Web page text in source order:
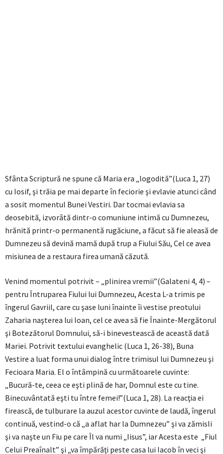
Sfânta Scriptură ne spune că Maria era „logodită”(Luca 1, 27)
cu Iosif, şi trăia pe mai departe în feciorie şi evlavie atunci când
a sosit momentul Bunei Vestiri. Dar tocmai evlavia sa
deosebită, izvorâtă dintr-o comuniune intimă cu Dumnezeu,
hrănită printr-o permanentă rugăciune, a făcut să fie aleasă de
Dumnezeu să devină mamă după trup a Fiului Său, Cel ce avea
misiunea de a restaura firea umană căzută.
Venind momentul potrivit – „plinirea vremii”(Galateni 4, 4) –
pentru Întruparea Fiului lui Dumnezeu, Acesta L-a trimis pe
îngerul Gavriil, care cu şase luni înainte îi vestise preotului
Zaharia naşterea lui Ioan, cel ce avea să fie Înainte-Mergătorul
şi Botezătorul Domnului, să-i binevestească de această dată
Mariei. Potrivit textului evanghelic (Luca 1, 26-38), Buna
Vestire a luat forma unui dialog între trimisul lui Dumnezeu şi
Fecioara Maria. El o întâmpină cu următoarele cuvinte:
„Bucură-te, ceea ce eşti plină de har, Domnul este cu tine.
Binecuvântată eşti tu între femei!”(Luca 1, 28). La reacţia ei
firească, de tulburare la auzul acestor cuvinte de laudă, îngerul
continuă, vestind-o că „a aflat har la Dumnezeu” şi va zămisli
şi va naşte un Fiu pe care Îl va numi „Iisus”, iar Acesta este „Fiul
Celui Preaînalt” şi „va împărăţi peste casa lui Iacob în veci şi